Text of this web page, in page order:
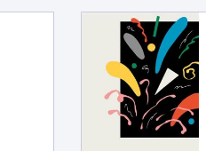
Giza Eskubideak eta